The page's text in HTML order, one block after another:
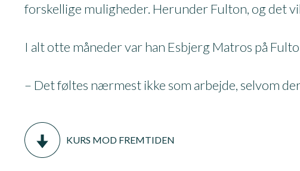
forskellige muligheder. Herunder Fulton, og det
I alt otte måneder var han Esbjerg Matros på
– Det føltes nærmest ikke som arbejde, selvom
KURS MOD FREMTIDEN